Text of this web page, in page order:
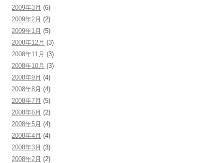
2009年3月 (6)
2009年2月 (2)
2009年1月 (5)
2008年12月 (3)
2008年11月 (3)
2008年10月 (3)
2008年9月 (4)
2008年8月 (4)
2008年7月 (5)
2008年6月 (2)
2008年5月 (4)
2008年4月 (4)
2008年3月 (3)
2008年2月 (2)